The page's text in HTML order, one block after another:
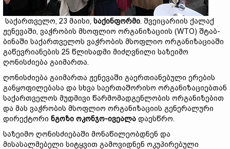
საქართველო, 23 მაისი, საქინფორმი. შვეიცარიის ქალაქ
ჟენევაში, ვაჭრობის მსოფლიო ორგანიზაციის (WTO) შტაბ-
ბინაში საქართველოს ვაჭრობის მსოფლიო ორგანიზაციაში
გაწევრიანების 25 წლისადმი მიძღვნილი საზეიმო
ღონისძიება გაიმართა.
ღონისძიება გაიმართა ჟენევაში გაერთიანებული ერების
განყოფილებასა და სხვა საერთაშორისო ორგანიზაციებთან
საქართველოს მუდმივი წარმომადგენლობის ორგანიზებით
და მას ვაჭრობის მსოფლიო ორგანიზაციის გენერალური
დირექტორი ნგოზი ოკონჯო-ივეალა დაესწრო.
საზეიმო ღონისძიებაში მონაწილეობდნენ და
მისასალმებელი სიტყვით გამოვიდნენ ოკუპირებული